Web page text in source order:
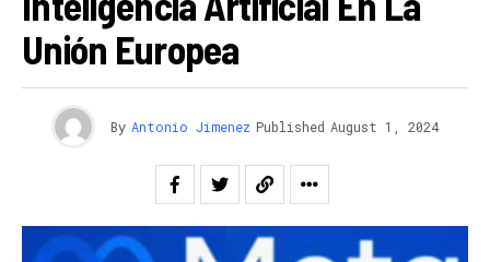
Unión Europea
By Antonio Jimenez Published August 1, 2024